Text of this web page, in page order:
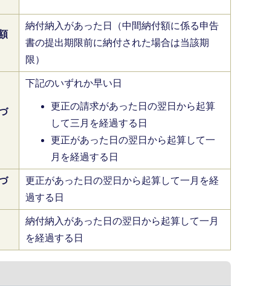
納付納入があった日（中間納付額に係る申告
書の提出期限前に納付された場合は当該期
限）
下記のいずれか早い日
更正の請求があった日の翌日から起算
して三月を経過する日
更正があった日の翌日から起算して一
月を経過する日
更正があった日の翌日から起算して一月を経
過する日
納付納入があった日の翌日から起算して一月
を経過する日